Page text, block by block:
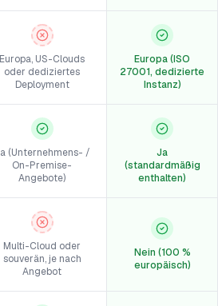
Europa, US-Clouds
oder dediziertes
Deployment
Europa (ISO
27001, dedizierte
Instanz)
(Unternehmens- /
On-Premise-
Angebote)
Ja
(standardmäßig
enthalten)
Multi-Cloud oder
souverän, je nach
Angebot
Nein (100 %
europäisch)